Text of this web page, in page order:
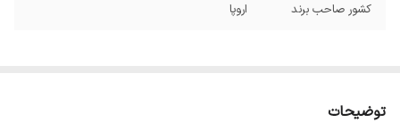
کشور صاحب برند اروپا
توضیحات